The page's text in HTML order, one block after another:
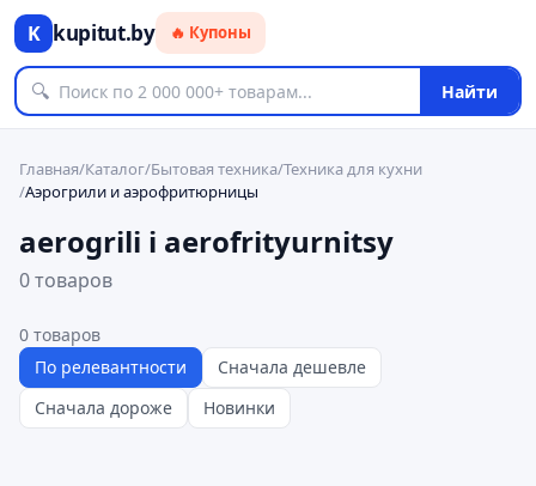
K kupitut.by 🔥 Купоны
🔍 Найти
Главная/Каталог/Бытовая техника/Техника для кухни
/Аэрогрили и аэрофритюрницы
aerogrili i aerofrityurnitsy
0 товаров
0 товаров
По релевантности
Сначала дешевле
Сначала дороже
Новинки